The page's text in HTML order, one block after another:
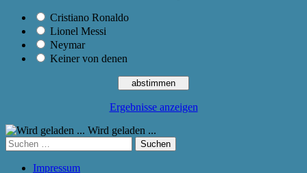
Cristiano Ronaldo
Lionel Messi
Neymar
Keiner von denen
Ergebnisse anzeigen
Wird geladen ...
Suchen
nach:
Impressum